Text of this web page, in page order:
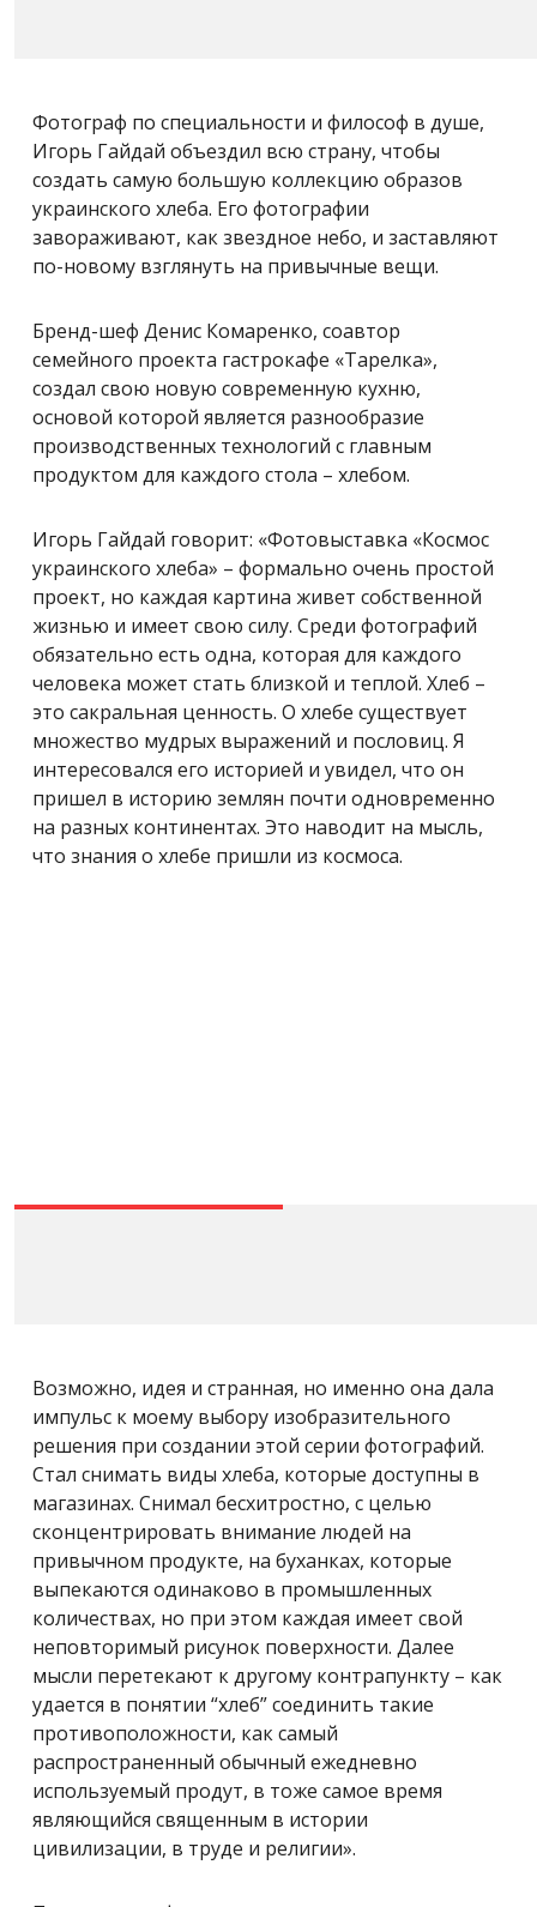
Фотограф по специальности и философ в душе,
Игорь Гайдай объездил всю страну, чтобы
создать самую большую коллекцию образов
украинского хлеба. Его фотографии
завораживают, как звездное небо, и заставляют
по-новому взглянуть на привычные вещи.
Бренд-шеф Денис Комаренко, соавтор
семейного проекта гастрокафе «Тарелка»,
создал свою новую современную кухню,
основой которой является разнообразие
производственных технологий с главным
продуктом для каждого стола – хлебом.
Игорь Гайдай говорит: «Фотовыставка «Космос
украинского хлеба» – формально очень простой
проект, но каждая картина живет собственной
жизнью и имеет свою силу. Среди фотографий
обязательно есть одна, которая для каждого
человека может стать близкой и теплой. Хлеб –
это сакральная ценность. О хлебе существует
множество мудрых выражений и пословиц. Я
интересовался его историей и увидел, что он
пришел в историю землян почти одновременно
на разных континентах. Это наводит на мысль,
что знания о хлебе пришли из космоса.
Возможно, идея и странная, но именно она дала
импульс к моему выбору изобразительного
решения при создании этой серии фотографий.
Стал снимать виды хлеба, которые доступны в
магазинах. Снимал бесхитростно, с целью
сконцентрировать внимание людей на
привычном продукте, на буханках, которые
выпекаются одинаково в промышленных
количествах, но при этом каждая имеет свой
неповторимый рисунок поверхности. Далее
мысли перетекают к другому контрапункту – как
удается в понятии “хлеб” соединить такие
противоположности, как самый
распространенный обычный ежедневно
используемый продут, в тоже самое время
являющийся священным в истории
цивилизации, в труде и религии».